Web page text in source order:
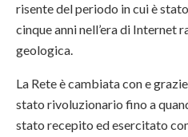
risente del periodo in cui è
cinque anni nell’era di Internet
geologica.
La Rete è cambiata con e
stato rivoluzionario fino a
stato recepito ed esercitato